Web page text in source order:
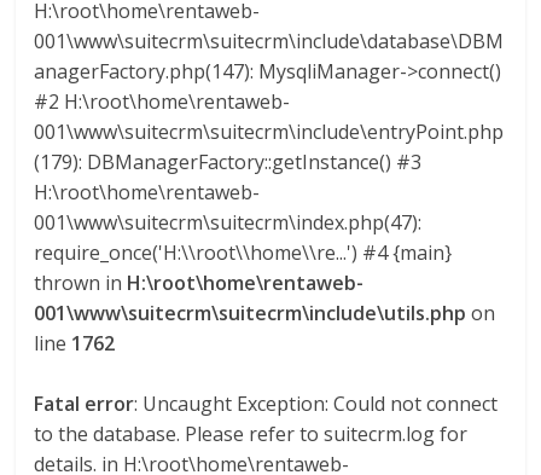
y
M
a
q
u
n
H:\root\home\rentaweb-
001\www\suitecrm\suitecrm\include\database\DBM
anagerFactory.php(147): MysqliManager->connect()
#2 H:\root\home\rentaweb-
001\www\suitecrm\suitecrm\include\entryPoint.php
(179): DBManagerFactory::getInstance() #3
H:\root\home\rentaweb-
001\www\suitecrm\suitecrm\index.php(47):
require_once('H:\\root\\home\\re...') #4 {main}
thrown in H:\root\home\rentaweb-
001\www\suitecrm\suitecrm\include\utils.php on
line 1762
Fatal error: Uncaught Exception: Could not connect
to the database. Please refer to suitecrm.log for
details. in H:\root\home\rentaweb-